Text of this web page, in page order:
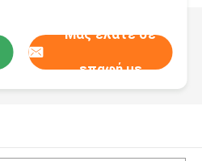
Μας ελάτε σε
επαφή με